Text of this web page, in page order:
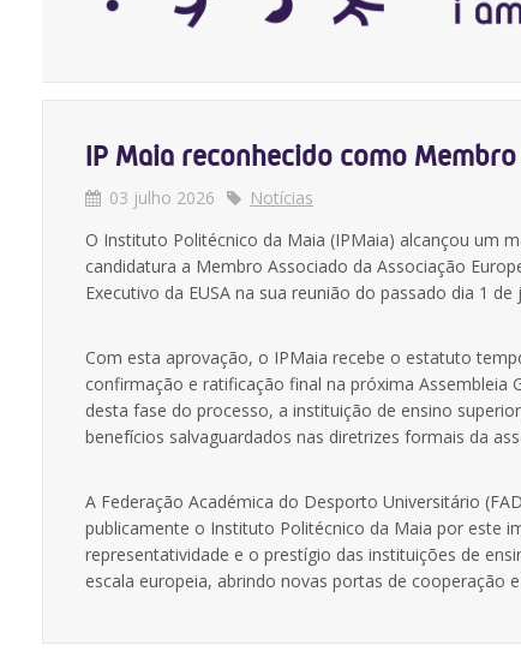
IP Maia reconhecido como Membro
03 julho 2026
Notícias
O Instituto Politécnico da Maia (IPMaia) alcançou um
candidatura a Membro Associado da Associação
Executivo da EUSA na sua reunião do passado dia 1 de
Com esta aprovação, o IPMaia recebe o estatuto
confirmação e ratificação final na próxima Assembleia
desta fase do processo, a instituição de ensino
benefícios salvaguardados nas diretrizes formais da
A Federação Académica do Desporto Universitário
publicamente o Instituto Politécnico da Maia por este
representatividade e o prestígio das instituições de
escala europeia, abrindo novas portas de cooperação